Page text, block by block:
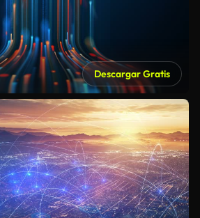
Descargar Gratis